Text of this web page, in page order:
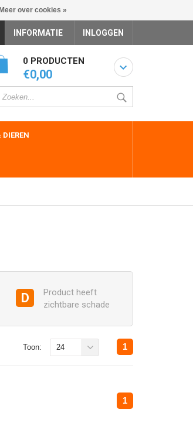
INFORMATIE INLOGGEN
0 PRODUCTEN
€0,00
D
Product heeft
zichtbare schade
1
Toon: 24
1
Meer over cookies »